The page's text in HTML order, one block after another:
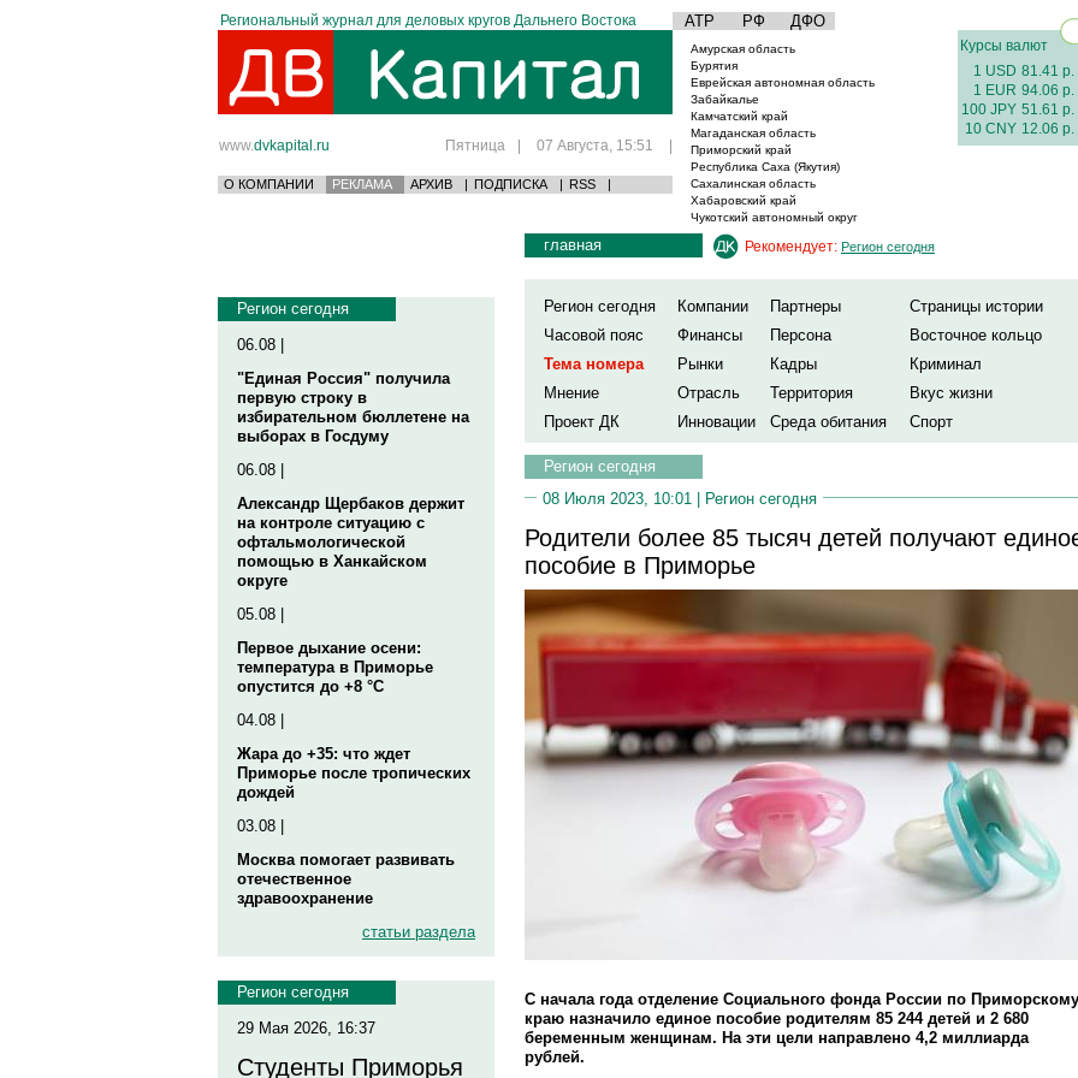
Региональный журнал для деловых кругов Дальнего Востока АТР РФ ДФО
www.dvkapital.ru Пятница | 07 Августа, 15:51 |
О КОМПАНИИ РЕКЛАМА АРХИВ | ПОДПИСКА | RSS |
Амурская область
Бурятия
Еврейская автономная область
Забайкалье
Камчатский край
Магаданская область
Приморский край
Республика Саха (Якутия)
Сахалинская область
Хабаровский край
Чукотский автономный округ
Курсы валют
1 USD 81.41 р.
1 EUR 94.06 р.
100 JPY 51.61 р.
10 CNY 12.06 р.
Регион сегодня
06.08 |
"Единая Россия" получила
первую строку в
избирательном бюллетене на
выборах в Госдуму
06.08 |
Александр Щербаков держит
на контроле ситуацию с
офтальмологической
помощью в Ханкайском
округе
05.08 |
Первое дыхание осени:
температура в Приморье
опустится до +8 °C
04.08 |
Жара до +35: что ждет
Приморье после тропических
дождей
03.08 |
Москва помогает развивать
отечественное
здравоохранение
статьи раздела
Регион сегодня
29 Мая 2026, 16:37
Студенты Приморья
главная Рекомендует: Регион сегодня
Регион сегодня Компании Партнеры
Страницы истории
Часовой пояс
Финансы Персона
Восточное кольцо
Тема номера
Рынки Кадры
Криминал
Мнение
Отрасль Территория
Вкус жизни
Проект ДК
Инновации Среда обитания Спорт
Регион сегодня
08 Июля 2023, 10:01 | Регион сегодня
Родители более 85 тысяч детей получают
пособие в Приморье
С начала года отделение Социального фонда России по Приморскому
краю назначило единое пособие родителям 85 244 детей и 2 680
беременным женщинам. На эти цели направлено 4,2 миллиарда
рублей.